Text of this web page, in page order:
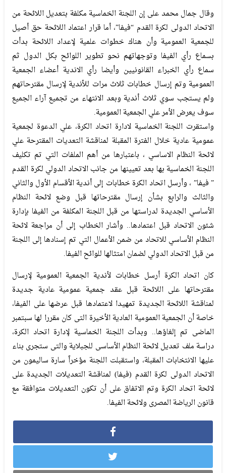
وقال جمال محمد على إن اللجنة الخماسية مكلفة بتعديل اللائحة من
الاتحاد الدولى لكرة القدم “فيفا”، أما قرار اعتماد اللائحة حق أصيل
للجمعية العمومية وأن هناك خطوات علمية لإعداد اللائحة بدأت
بسماع رأي الفيفا وتوجهاتهم نحو تطوير اللوائح بكل الدول ثم
سماع رأي الخبراء القانونيين وأيضا رأي الاندية أعضاء الجمعية
العمومية وتم إرسال خطابات ثلاث مرات للأندية لإرسال مقترحاتهم
ولم يستجب سوي ثلاث أندية وبعد الانتهاء من تجميع آراء الجميع
سوف يعرض الأمر علي الجمعية العمومية.
واستقرت اللجنة الخماسية لادارة اتحاد الكرة، علي الدعوة لجمعية
عمومية عادية خلال الفترة المقبلة لمناقشة التعديات المقترحة علي
لائحة النظام الاساسي ، باعتبارها من أهم الملفات التي تم تكليف
اللجنة الخماسية بها بعد تعيينها من جانب الاتحاد الدولي لكرة القدم
” فيفا” ، وأرسل اتحاد الكرة خطابات إلى أندية الأقسام الأول والثاني
والثالث والرابع بشأن إرسال مقترحاتها قبل وضع لائحة النظام
الأساسي الجديدة لدراستها من قبل اللجنة المكلفة من الفيفا بإدارة
شئون الاتحاد قبل اعتمادها.. وأشار الخطاب إلى أن مراجعة لائحة
النظام الأساسي للاتحاد من ضمن الأعمال التي تم إسنادها إلى اللجنة
من قبل الاتحاد الدولي لضمان امتثالها للوائح الفيفا.
كان اتحاد الكرة أرسل خطابات لأندية الجمعية العمومية لإرسال
مقترحاتها على اللائحة قبل عقد جمعية عمومية عادية جديدة
لمناقشة اللائحة الجديدة تمهيدا لاعتمادها قبل عرضها على الفيفا،
خاصة أن الجمعية العمومية العادية الأخيرة التى كان مقررا لها سبتمبر
الماضى تم إلغاؤها.. وبدأت اللجنة الخماسية لإدارة اتحاد الكرة،
دراسة ملف تعديل لائحة النظام الأساسى للجبلاية والتى ستجرى بناء
عليها الانتخابات المقبلة، واستقبلت اللجنة مؤخراً سارة ساليمون من
الاتحاد الدولى لكرة القدم (فيفا) لمناقشة التعديلات الجديدة على
لائحة اتحاد الكرة وتم الاتفاق على أن تكون التعديلات متوافقة مع
قانون الرياضة المصرى ولائحة الفيفا.